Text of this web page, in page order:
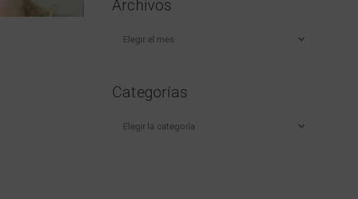
Archivos
Archivos
Categorías
Categorías